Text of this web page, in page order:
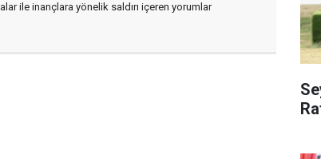
ile inançlara yönelik saldırı içeren yorumlar